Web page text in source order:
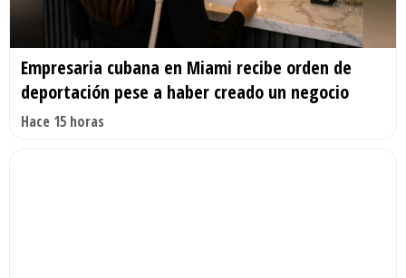
Empresaria cubana en Miami recibe orden de
deportación pese a haber creado un negocio
Hace 15 horas